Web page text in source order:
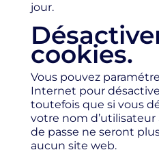
jour.
cookies.
Vous pouvez
Internet pour
toutefois que si vous
votre nom
de passe ne seront
aucun site web.